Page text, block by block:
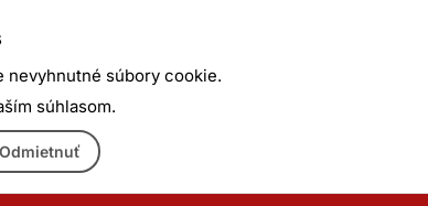
nevyhnutné súbory cookie.
súhlasom.
Odmietnuť